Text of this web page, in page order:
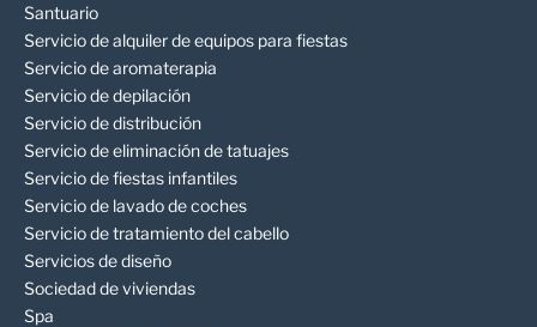
Santuario
Servicio de alquiler de equipos para fiestas
Servicio de aromaterapia
Servicio de depilación
Servicio de distribución
Servicio de eliminación de tatuajes
Servicio de fiestas infantiles
Servicio de lavado de coches
Servicio de tratamiento del cabello
Servicios de diseño
Sociedad de viviendas
Spa